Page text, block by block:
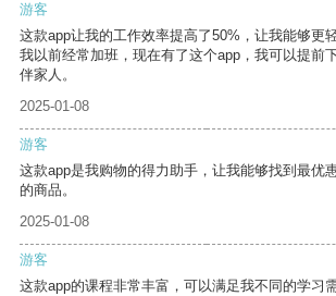
游客
这款app让我的工作效率提高了50%，让我能够更
我以前经常加班，现在有了这个app，我可以提前
伴家人。
2025-01-08
游客
这款app是我购物的得力助手，让我能够找到最优
的商品。
2025-01-08
游客
这款app的课程非常丰富，可以满足我不同的学习